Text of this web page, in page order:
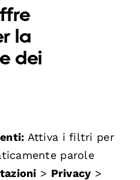
la
dei
Attiva i filtri per
parole
> Privacy >